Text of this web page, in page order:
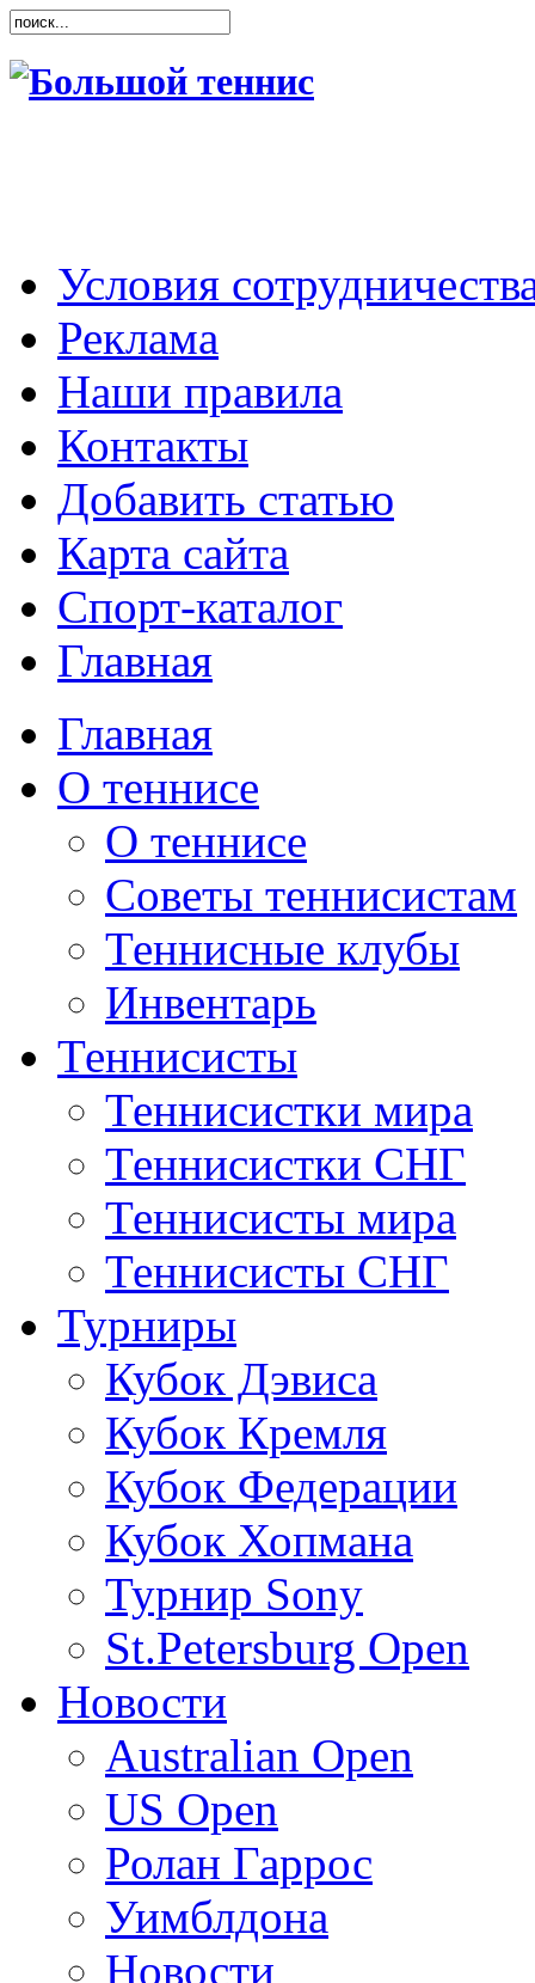
Условия
Реклама
Наши правила
Контакты
Добавить статью
Карта сайта
Спорт-каталог
Главная
Главная
О теннисе
О теннисе
Советы теннисистам
Теннисные клубы
Инвентарь
Теннисисты
Теннисистки мира
Теннисистки СНГ
Теннисисты мира
Теннисисты СНГ
Турниры
Кубок Дэвиса
Кубок Кремля
Кубок Федерации
Кубок Хопмана
Турнир Sony
St.Petersburg Open
Новости
Australian Open
US Open
Ролан Гаррос
Уимблдона
Новости